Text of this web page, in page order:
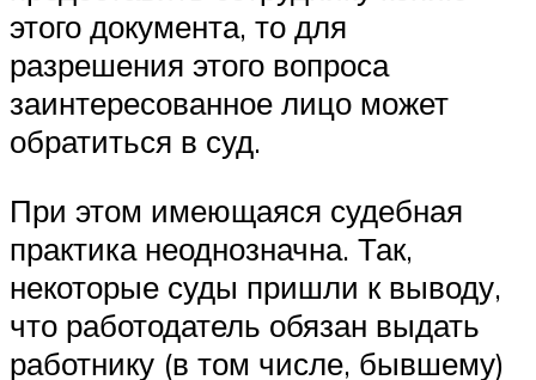
этого документа, то для
разрешения этого вопроса
заинтересованное лицо может
обратиться в суд.
При этом имеющаяся судебная
практика неоднозначна. Так,
некоторые суды пришли к выводу,
что работодатель обязан выдать
работнику (в том числе, бывшему)